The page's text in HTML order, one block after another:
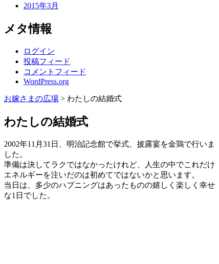
2015年3月
メタ情報
ログイン
投稿フィード
コメントフィード
WordPress.org
お嫁さまの広場 > わたしの結婚式
わたしの結婚式
2002年11月31日、明治記念館で挙式、披露宴を金鶏で行いま
した。
準備は決してラクではなかったけれど、人生の中でこれだけ
エネルギーを注いだのは初めてではないかと思います。
当日は、多少のハプニングはあったものの嬉しく楽しく幸せ
な1日でした。